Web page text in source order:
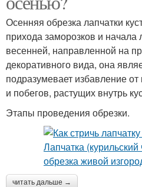
Осенняя обрезка лапчатки
прихода заморозков и начала
весенней, направленной на
декоративного вида, она
подразумевает избавление
и побегов, растущих внутрь
Этапы проведения обрезки.
читать дальше →